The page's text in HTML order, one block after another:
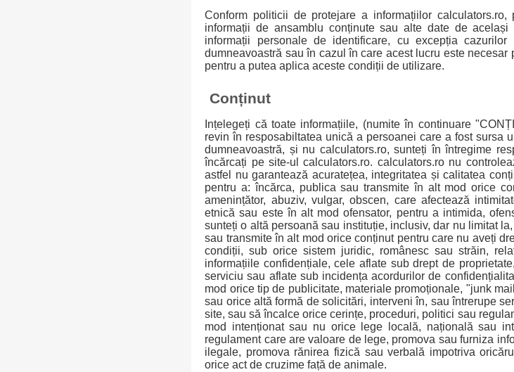
Conform politicii de protejare a informațiilor
informații de ansamblu conținute sau alte date de
informații personale de identificare, cu excepția
dumneavoastră sau în cazul în care acest lucru este
pentru a putea aplica aceste condiții de utilizare.
Conținut
Ințelegeți că toate informațiile, (numite în continuare
revin în resposabiltatea unică a persoanei care a fost sursa
dumneavoastră, și nu calculators.ro, sunteți în întregime
încărcați pe site-ul calculators.ro. calculators.ro nu
astfel nu garantează acuratețea, integritatea și calitatea
pentru a: încărca, publica sau transmite în alt mod orice
amenințător, abuziv, vulgar, obscen, care afectează
etnică sau este în alt mod ofensator, pentru a intimida,
sunteți o altă persoană sau instituție, inclusiv, dar nu limitat
sau transmite în alt mod orice conținut pentru care nu aveți
condiții, sub orice sistem juridic, românesc sau străin,
informațiile confidențiale, cele aflate sub drept de
serviciu sau aflate sub incidența acordurilor de
mod orice tip de publicitate, materiale promoționale, "junk
sau orice altă formă de solicitări, interveni în, sau întrerupe
site, sau să încalce orice cerințe, proceduri, politici sau
mod intenționat sau nu orice lege locală, națională sau
regulament care are valoare de lege, promova sau furniza
ilegale, promova rănirea fizică sau verbală impotriva
orice act de cruzime față de animale.